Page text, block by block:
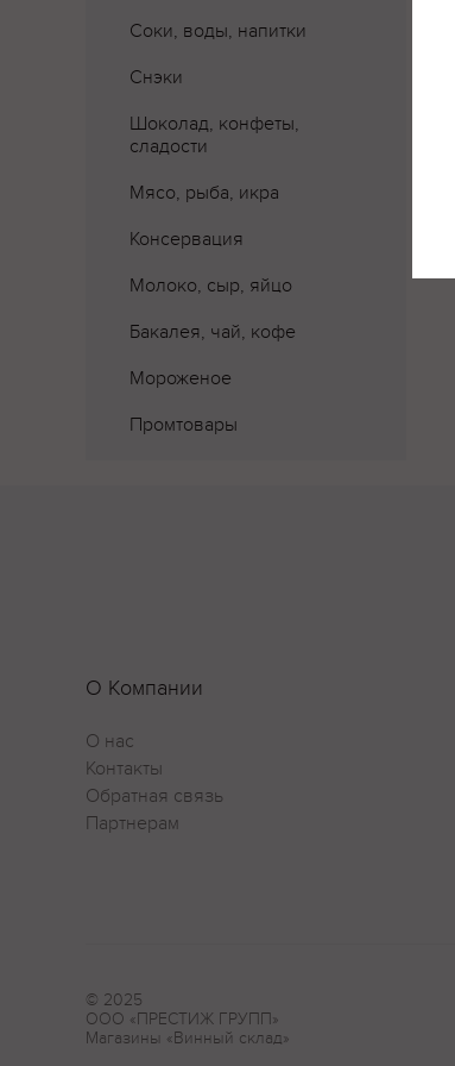
Соки, воды, напитки
Снэки
Шоколад, конфеты,
сладости
Мясо, рыба, икра
Консервация
Молоко, сыр, яйцо
Бакалея, чай, кофе
Мороженое
Промтовары
О Компании
О нас
Контакты
Обратная связь
Партнерам
© 2025
ООО «ПРЕСТИЖ ГРУПП»
Магазины «Винный склад»